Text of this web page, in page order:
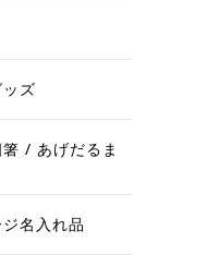
ズ
/ あげだるま
名入れ品